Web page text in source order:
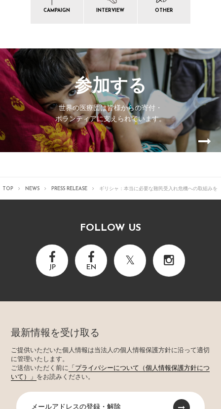
CAMPAIGN INTERVIEW OTHER
参加する
世界の医療団は皆様からの寄付・
ボランティアに支えられています。
TOP NEWS PRESS RELEASE ギリシャ：本当に必要な難民受入れ危機への取組みを
FOLLOW US
JP EN
最新情報を受け取る
ご提供いただいた個人情報は当法人の個人情報保護方針に沿って適切
に管理いたします。
ご送信いただく前に
「プライバシーについて（個人情報保護方針につ
いて）」 をお読みください。
メールアドレスの登録・解除